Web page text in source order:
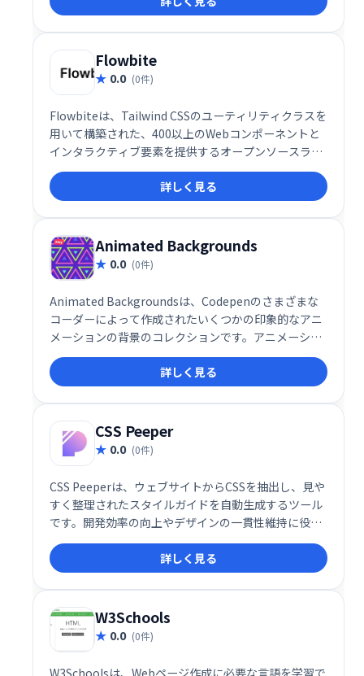
も提供。複雑なグラデーションも手軽にデザインで
き、Webデザインやイラスト制作を効率化します。
Flowbite
0.0 (0件)
Flowbiteは、Tailwind CSSのユーティリティクラスを
用いて構築された、400以上のWebコンポーネントと
インタラクティブ要素を提供するオープンソースライ
ブラリです。豊富なUIコンポーネントにより、迅速か
つ効率的なWeb開発を実現します。すぐに使える高品
質な要素で、開発時間を大幅に削減できます。
詳しく見る
Animated Backgrounds
0.0 (0件)
Animated Backgroundsは、Codepenのさまざまな
コーダーによって作成されたいくつかの印象的なアニ
メーションの背景のコレクションです。アニメーショ
ン背景を使用すると、ウェブサイトやブログにシンプ
ルで美しい背景アニメーションを簡単に設定できま
す。
詳しく見る
CSS Peeper
0.0 (0件)
CSS Peeperは、ウェブサイトからCSSを抽出し、見や
すく整理されたスタイルガイドを自動生成するツール
です。開発効率の向上やデザインの一貫性維持に役立
ちます。複雑なCSSコードを簡単に理解し、管理でき
るため、チーム開発にも最適です。
詳しく見る
W3Schools
0.0 (0件)
W3Schoolsは、Webページ作成に必要な言語を学習で